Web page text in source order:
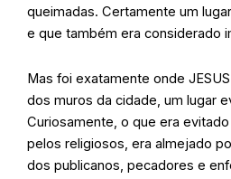
queimadas. Certamente um
e que também era considerado
Mas foi exatamente onde
dos muros da cidade, um lugar
Curiosamente, o que era
pelos religiosos, era almejado
dos publicanos, pecadores e